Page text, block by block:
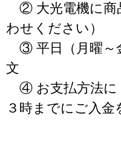
② 大光電機に商
わせください）
③ 平日（月曜～
文
④ お支払方法に
３時までにご入